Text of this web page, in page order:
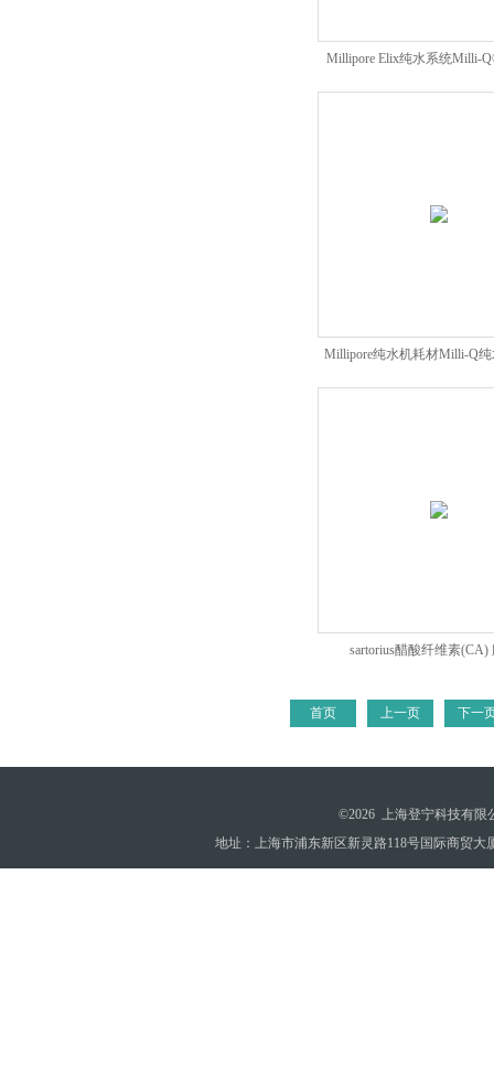
Millipore Elix纯水系统Milli-
Millipore纯水机耗材Milli-Q
sartorius醋酸纤维素(CA)
首页
上一页 下一
©2026 上海登宁科技有限
地址：上海市浦东新区新灵路118号国际商贸大